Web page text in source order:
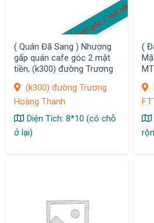
Quán góc 2 mặt tiền
( Quán Đã Sang ) Nhượng
gấp quán cafe góc 2 mặt
tiền, (k300) đường Trương
Tân Bình
(k300) đường Trương
Hoàng Thanh
Diện Tích: 8*10 (có chỗ
ở lại)
(
tr,